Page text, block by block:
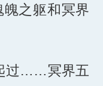
之躯和冥界
过……冥界五